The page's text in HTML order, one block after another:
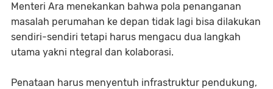
​Menteri Ara menekankan bahwa pola penanganan
masalah perumahan ke depan tidak lagi bisa dilakukan
sendiri-sendiri tetapi harus mengacu dua langkah
utama yakni ntegral dan kolaborasi.
Penataan harus menyentuh infrastruktur pendukung,